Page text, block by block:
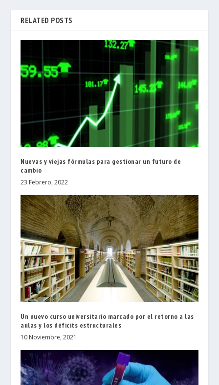
RELATED POSTS
Nuevas y viejas fórmulas para gestionar un futuro de
cambio
23 Febrero, 2022
Un nuevo curso universitario marcado por el retorno a las
aulas y los déficits estructurales
10 Noviembre, 2021